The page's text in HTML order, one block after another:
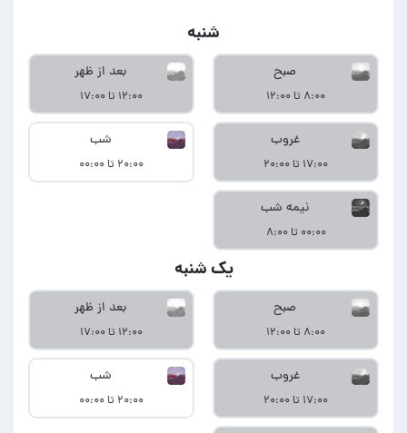
شنبه
صبح
۸:۰۰ تا ۱۲:۰۰
بعد از ظهر
۱۲:۰۰ تا ۱۷:۰۰
غروب
۱۷:۰۰ تا ۲۰:۰۰
شب
۲۰:۰۰ تا ۰۰:۰۰
نیمه شب
۰۰:۰۰ تا ۸:۰۰
یک شنبه
صبح
۸:۰۰ تا ۱۲:۰۰
بعد از ظهر
۱۲:۰۰ تا ۱۷:۰۰
غروب
۱۷:۰۰ تا ۲۰:۰۰
شب
۲۰:۰۰ تا ۰۰:۰۰